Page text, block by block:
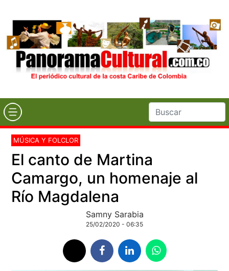
MÚSICA Y FOLCLOR
El canto de Martina
Camargo, un homenaje al
Río Magdalena
Samny Sarabia
25/02/2020 - 06:35